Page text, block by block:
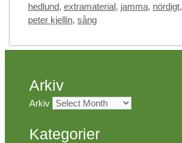
hedlund, extramaterial, jamma, nördigt,
peter kjellin, sång
Arkiv
Arkiv
Kategorier